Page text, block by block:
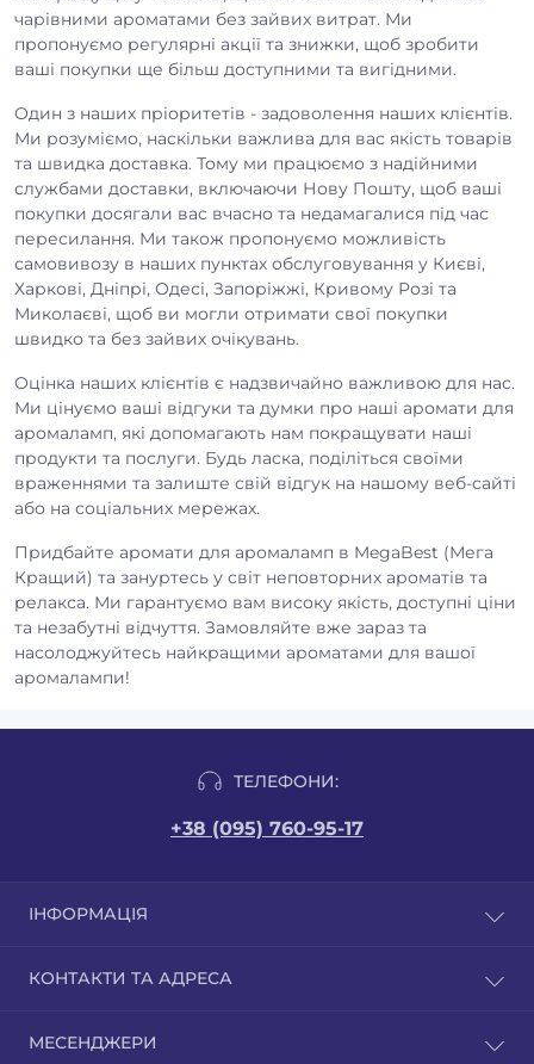
чарівними ароматами без зайвих витрат. Ми
пропонуємо регулярні акції та знижки, щоб зробити
ваші покупки ще більш доступними та вигідними.
Один з наших пріоритетів - задоволення наших клієнтів.
Ми розуміємо, наскільки важлива для вас якість товарів
та швидка доставка. Тому ми працюємо з надійними
службами доставки, включаючи Нову Пошту, щоб ваші
покупки досягали вас вчасно та недамагалися під час
пересилання. Ми також пропонуємо можливість
самовивозу в наших пунктах обслуговування у Києві,
Харкові, Дніпрі, Одесі, Запоріжжі, Кривому Розі та
Миколаєві, щоб ви могли отримати свої покупки
швидко та без зайвих очікувань.
Оцінка наших клієнтів є надзвичайно важливою для нас.
Ми цінуємо ваші відгуки та думки про наші аромати для
аромаламп, які допомагають нам покращувати наші
продукти та послуги. Будь ласка, поділіться своїми
враженнями та залиште свій відгук на нашому веб-сайті
або на соціальних мережах.
Придбайте аромати для аромаламп в MegaBest (Мега
Кращий) та зануртесь у світ неповторних ароматів та
релакса. Ми гарантуємо вам високу якість, доступні ціни
та незабутні відчуття. Замовляйте вже зараз та
насолоджуйтесь найкращими ароматами для вашої
аромалампи!
ТЕЛЕФОНИ:
+38 (095) 760-95-17
ІНФОРМАЦІЯ
Доставка і оплата
Сертифікати якості
КОНТАКТИ ТА АДРЕСА
партнера
МЕСЕНДЖЕРИ